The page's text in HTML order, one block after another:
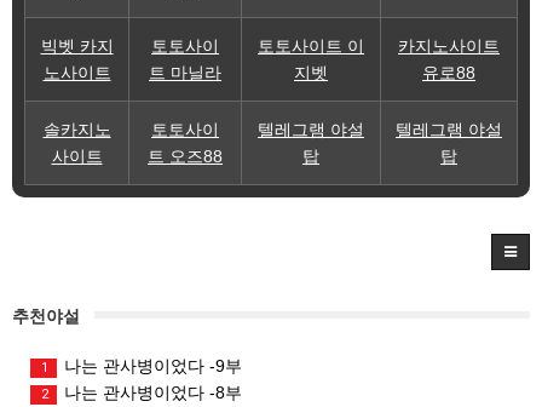
빅벳 카지
노사이트
토토사이
트 마닐라
토토사이트 이
지벳
카지노사이트
유로88
솔카지노
사이트
토토사이
트 오즈88
텔레그램 야설
탑
텔레그램 야설
탑
추천야설
1 나는 관사병이었다 -9부
2 나는 관사병이었다 -8부